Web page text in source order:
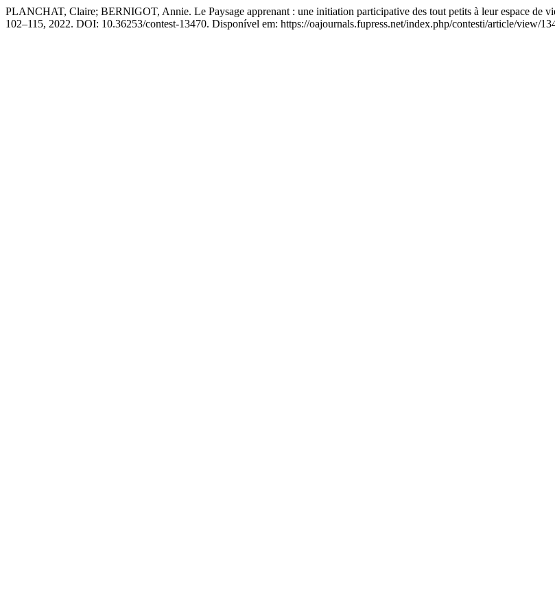
PLANCHAT, Claire; BERNIGOT, Annie. Le Paysage apprenant : une initiation participative des tout petits à leur espace de
102–115, 2022. DOI: 10.36253/contest-13470. Disponível em: https://oajournals.fupress.net/index.php/contesti/article/view/